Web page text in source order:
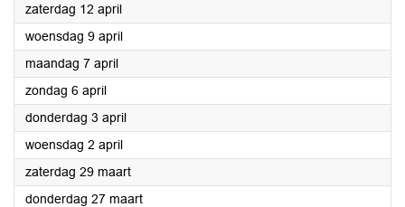
zaterdag 12 april2025
woensdag 9 april2025
maandag 7 april2025
zondag 6 april2025
donderdag 3 april2025
woensdag 2 april2025
zaterdag 29 maart2025
donderdag 27 maart2025